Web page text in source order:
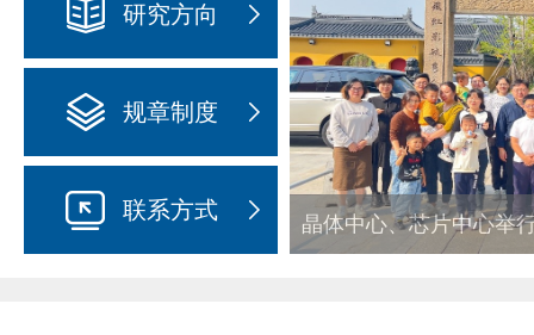
研究方向
规章制度
联系方式
激光晶体研究中心参展